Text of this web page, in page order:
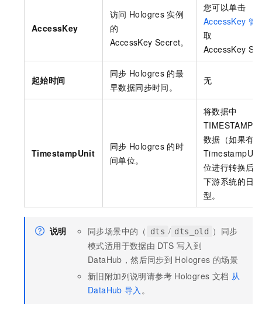
AccessKey
访问 Hologres 实例
的
AccessKey Secret。
您可以单击
AccessKey 管
取
AccessKey
起始时间
同步 Hologres 的最
早数据同步时间。
无
TimestampUnit
同步 Hologres 的时
间单位。
将数据中
TIMESTAMP
数据（如果有
位进行转换后
下游系统的日
型。
说明 同步场景中的（ dts / dts_old
）同步
模式适用于数据由 DTS 写入到
DataHub，然后同步到 Hologres 的场景
新旧附加列说明请参考 Hologres 文档 从
DataHub 导入 。